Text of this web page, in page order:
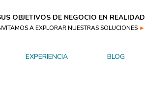
OBJETIVOS DE NEGOCIO EN REALIDAD
A EXPLORAR NUESTRAS SOLUCIONES ►
EXPERIENCIA BLOG